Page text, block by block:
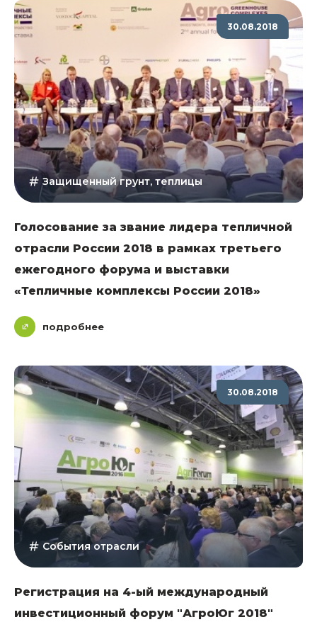
30.08.2018
Защищенный грунт, теплицы
Голосование за звание лидера тепличной
отрасли России 2018 в рамках третьего
ежегодного форума и выставки
«Тепличные комплексы России 2018»
подробнее
30.08.2018
События отрасли
Регистрация на 4-ый международный
инвестиционный форум "АгроЮг 2018"